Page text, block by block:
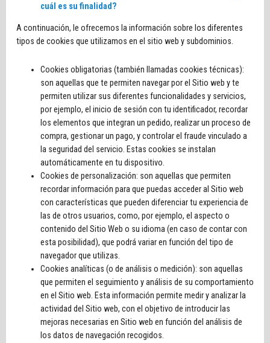
cuál es su finalidad?
A continuación, le ofrecemos la información sobre los diferentes
tipos de cookies que utilizamos en el sitio web y subdominios.
Cookies obligatorias (también llamadas cookies técnicas):
son aquellas que te permiten navegar por el Sitio web y te
permiten utilizar sus diferentes funcionalidades y servicios,
por ejemplo, el inicio de sesión con tu identificador, recordar
los elementos que integran un pedido, realizar un proceso de
compra, gestionar un pago, y controlar el fraude vinculado a
la seguridad del servicio. Estas cookies se instalan
automáticamente en tu dispositivo.
Cookies de personalización: son aquellas que permiten
recordar información para que puedas acceder al Sitio web
con características que pueden diferenciar tu experiencia de
las de otros usuarios, como, por ejemplo, el aspecto o
contenido del Sitio Web o su idioma (en caso de contar con
esta posibilidad), que podrá variar en función del tipo de
navegador que utilizas.
Cookies analíticas (o de análisis o medición): son aquellas
que permiten el seguimiento y análisis de su comportamiento
en el Sitio web. Esta información permite medir y analizar la
actividad del Sitio web, con el objetivo de introducir las
mejoras necesarias en Sitio web en función del análisis de
los datos de navegación recogidos.